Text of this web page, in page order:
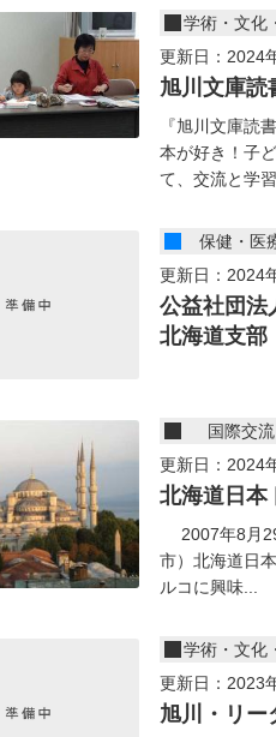
学術・文化
更新日：2024
旭川文庫読
『旭川文庫読
本が好き！子
て、交流と学習
保健・医
更新日：2024
公益社団
北海道支部
国際交流
更新日：2024
北海道日本
2007年8月
市）北海道日
ルコに興味...
学術・文化
更新日：2023
旭川・リー